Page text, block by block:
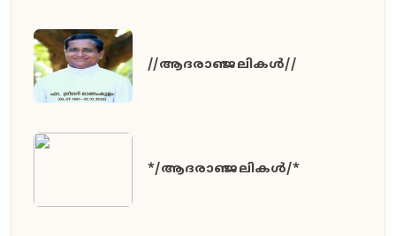
//ആദരാഞ്ജലികൾ//
*/ആദരാഞ്ജലികൾ/*